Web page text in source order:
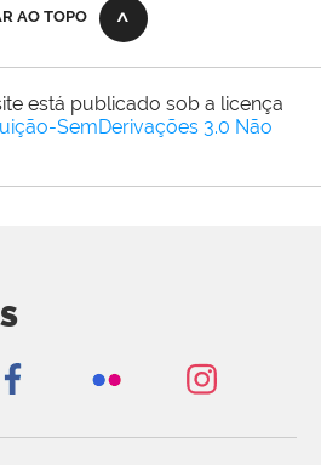
AO TOPO
está publicado sob a licença
SemDerivações 3.0 Não